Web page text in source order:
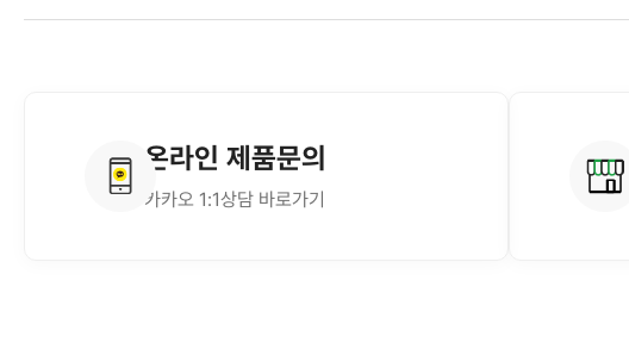
온라인 제품문의
카카오 1:1상담 바로가기